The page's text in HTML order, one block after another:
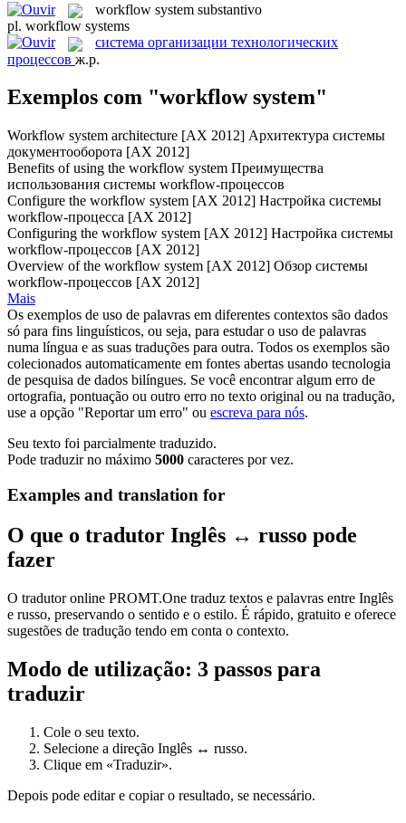
workflow system substantivo
pl. workflow systems
система организации технологических
процессов ж.р.
Exemplos com "workflow system"
Workflow system architecture [AX 2012] Архитектура системы
документооборота [AX 2012]
Benefits of using the workflow system Преимущества
использования системы workflow-процессов
Configure the workflow system [AX 2012] Настройка системы
workflow-процесса [AX 2012]
Configuring the workflow system [AX 2012] Настройка системы
workflow-процессов [AX 2012]
Overview of the workflow system [AX 2012] Обзор системы
workflow-процессов [AX 2012]
Mais
Os exemplos de uso de palavras em diferentes contextos são dados
só para fins linguísticos, ou seja, para estudar o uso de palavras
numa língua e as suas traduções para outra. Todos os exemplos são
colecionados automaticamente em fontes abertas usando tecnologia
de pesquisa de dados bilíngues. Se você encontrar algum erro de
ortografia, pontuação ou outro erro no texto original ou na tradução,
use a opção "Reportar um erro" ou escreva para nós.
Seu texto foi parcialmente traduzido.
Pode traduzir no máximo 5000 caracteres por vez.
Examples and translation for
O que o tradutor Inglês ↔ russo pode
fazer
O tradutor online PROMT.One traduz textos e palavras entre Inglês
e russo, preservando o sentido e o estilo. É rápido, gratuito e oferece
sugestões de tradução tendo em conta o contexto.
Modo de utilização: 3 passos para
traduzir
Cole o seu texto.
Selecione a direção Inglês ↔ russo.
Clique em «Traduzir».
Depois pode editar e copiar o resultado, se necessário.